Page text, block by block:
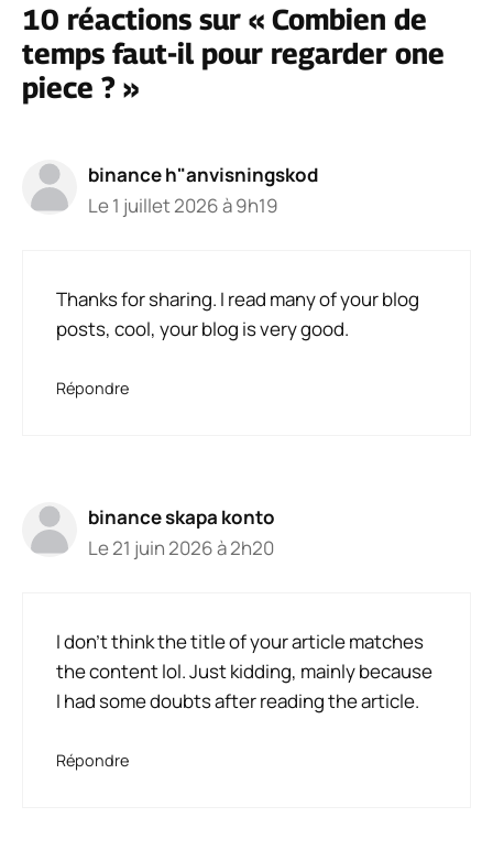
10 réactions sur « Combien de
temps faut-il pour regarder one
piece ? »
binance h"anvisningskod
Le 1 juillet 2026 à 9h19
Thanks for sharing. I read many of your blog
posts, cool, your blog is very good.
Répondre
binance skapa konto
Le 21 juin 2026 à 2h20
I don’t think the title of your article matches
the content lol. Just kidding, mainly because
I had some doubts after reading the article.
Répondre